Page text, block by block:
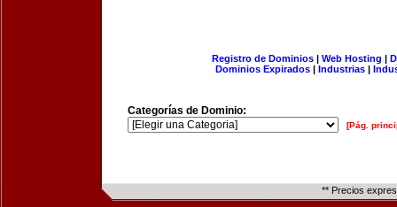
Registro de Dominios| Web Hosting |
Dominios Expirados | Industrias |
Categorías de Dominio:
[Pág.
** Precios